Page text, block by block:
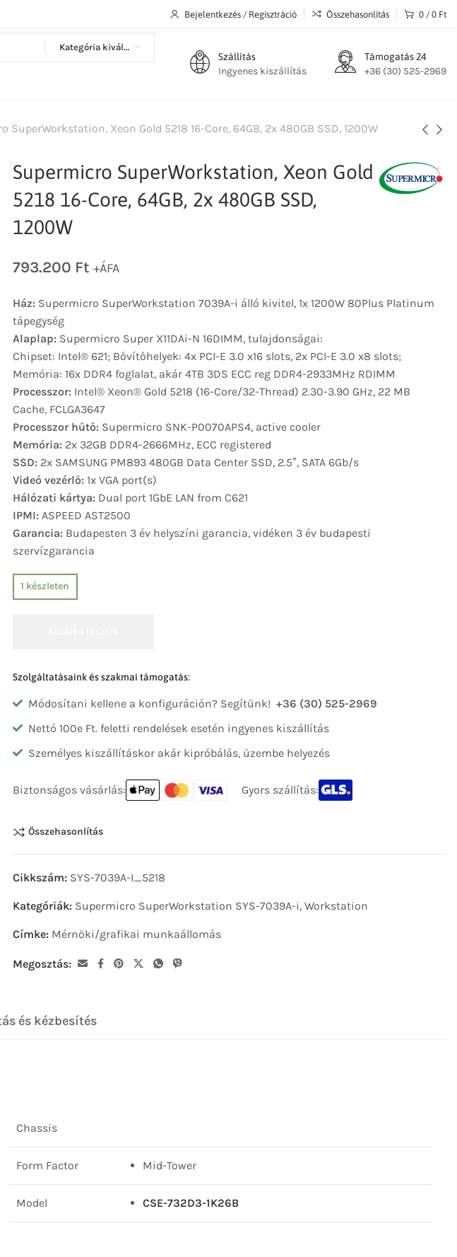
Bejelentkezés / Regisztráció Összehasonlítás 0 / 0 Ft
Kategória kiválasztása
Szállítás
Ingyenes kiszállítás
Támogatás 24
+36 (30) 525-2969
SuperWorkstation, Xeon Gold 5218 16-Core, 64GB, 2x 480GB SSD, 1200W
Supermicro SuperWorkstation, Xeon Gold
5218 16-Core, 64GB, 2x 480GB SSD,
1200W
793.200 Ft +ÁFA
Ház: Supermicro SuperWorkstation 7039A-i álló kivitel, 1x 1200W 80Plus Platinum
tápegység
Alaplap: Supermicro Super X11DAi-N 16DIMM, tulajdonságai:
Chipset: Intel® 621; Bővítőhelyek: 4x PCI-E 3.0 x16 slots, 2x PCI-E 3.0 x8 slots;
Memória: 16x DDR4 foglalat, akár 4TB 3DS ECC reg DDR4-2933MHz RDIMM
Processzor: Intel® Xeon® Gold 5218 (16-Core/32-Thread) 2.30-3.90 GHz, 22 MB
Cache, FCLGA3647
Processzor hűtő: Supermicro SNK-P0070APS4, active cooler
Memória: 2x 32GB DDR4-2666MHz, ECC registered
SSD: 2x SAMSUNG PM893 480GB Data Center SSD, 2.5″, SATA 6Gb/​s
Videó vezérlő: 1x VGA port(s)
Hálózati kártya: Dual port 1GbE LAN from C621
IPMI: ASPEED AST2500
Garancia: Budapesten 3 év helyszíni garancia, vidéken 3 év budapesti
szervízgarancia
1 készleten
Szolgáltatásaink és szakmai támogatás:
Módosítani kellene a konfiguráción? Segítünk! +36 (30) 525-2969
Nettó 100e Ft. feletti rendelések esetén ingyenes kiszállítás
Személyes kiszállításkor akár kipróbálás, üzembe helyezés
Biztonságos vásárlás: Gyors szállítás:
Összehasonlítás
Cikkszám: SYS-7039A-I_5218
Kategóriák: Supermicro SuperWorkstation SYS-7039A-i, Workstation
Címke: Mérnöki/grafikai munkaállomás
Megosztás:
és kézbesítés
Chassis
Form Factor Mid-Tower
Model CSE-732D3-1K26B